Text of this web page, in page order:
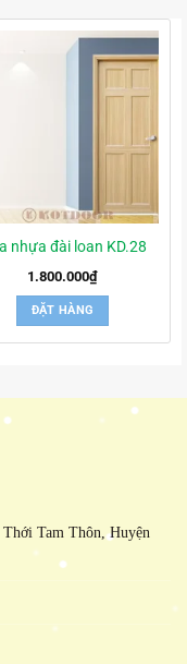
nhựa đài loan KD.28
1.800.000₫
ĐẶT HÀNG
Tam Thôn, Huyện